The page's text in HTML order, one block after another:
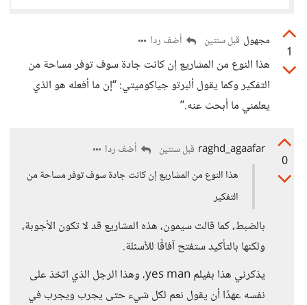
1
مجهول قبل سنتين أضف ردا
هذا النوع من المشاريع إن كانت جادة سوف توفر مساحة من
التفكير وكما يقول ألبرتو جياكوميتي: “إن ما أفعله هو الذي
يعلمني ما أبحث عنه.”
0
raghd_agaafar قبل سنتين
أضف ردا
هذا النوع من المشاريع إن كانت جادة سوف توفر مساحة من
التفكير
بالضبط، كما قالت سيمون، هذه المشاريع قد لا تكون الأجوبة،
ولكنها بالتأكيد ستفتح آفاقًا للأسئلة.
يذكرني هذا بفيلم yes man، وهذا الرجل الذي اتخذ على
نفسه عهدًا أن يقول نعم لكل شيء حتى يجرب ويجرب في